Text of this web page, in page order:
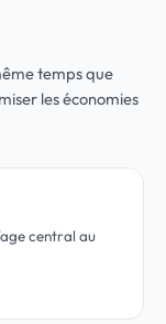
temps que
les économies
central au